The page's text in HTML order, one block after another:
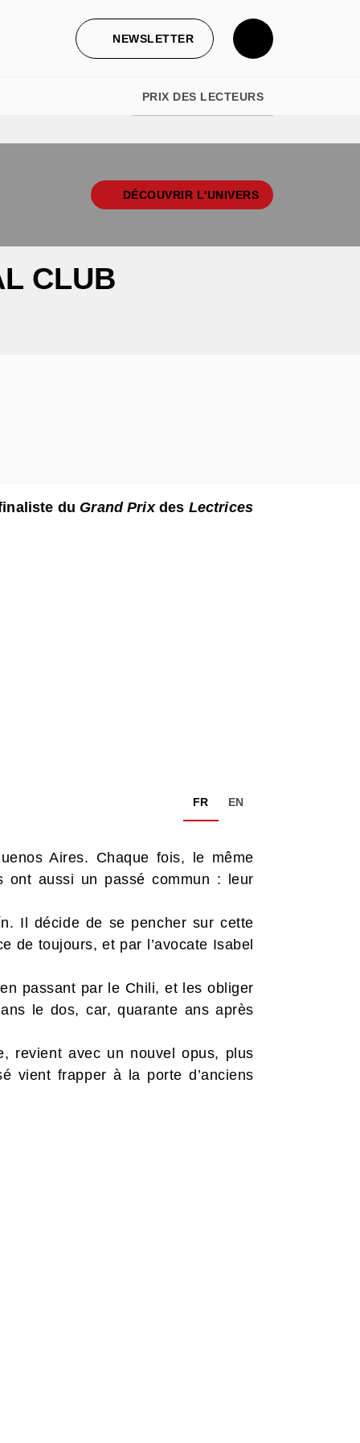
NEWSLETTER
PRIX DES LECTEURS
DÉCOUVRIR L'UNIVERS
CLUB
du Grand Prix des Lectrices
FR EN
Aires. Chaque fois, le même
ont aussi un passé commun : leur
Il décide de se pencher sur cette
de toujours, et par l’avocate Isabel
passant par le Chili, et les obliger
le dos, car, quarante ans après
revient avec un nouvel opus, plus
vient frapper à la porte d’anciens